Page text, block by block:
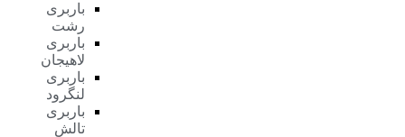
باربری
رشت
باربری
لاهیجان
باربری
لنگرود
باربری
تالش